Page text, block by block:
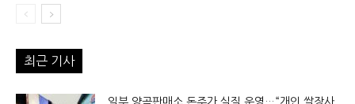
최근 기사
일부 양곡판매소 돈주가 실질 운영…“개인 쌀장사